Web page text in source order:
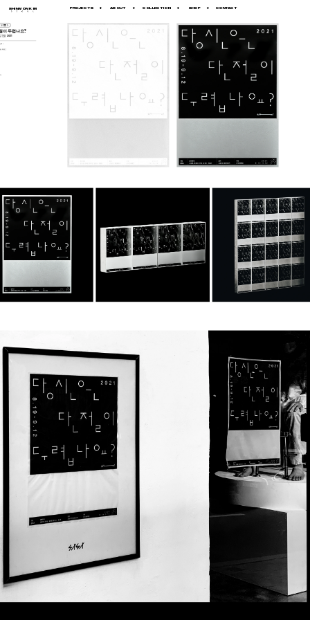
+ + + +
PROJECTS ABOUT COLLECTION SHOP CONTACT
SHINWON KIM
YOON
이 두렵나요?
2021
?》
휴관)